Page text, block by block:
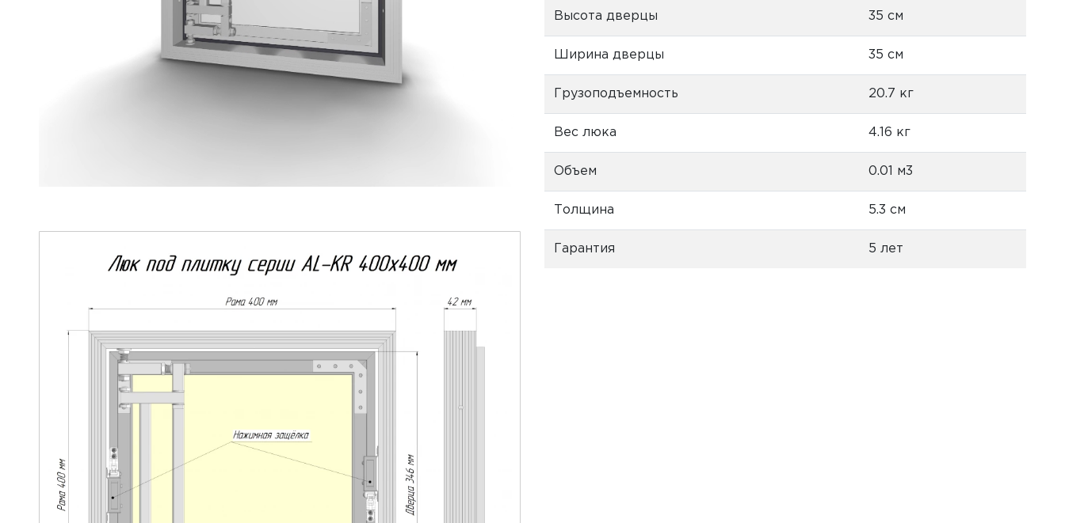
Высота дверцы 35 см
Ширина дверцы 35 см
Грузоподъемность 20.7 кг
Вес люка 4.16 кг
Объем 0.01 м3
Толщина 5.3 см
Гарантия 5 лет